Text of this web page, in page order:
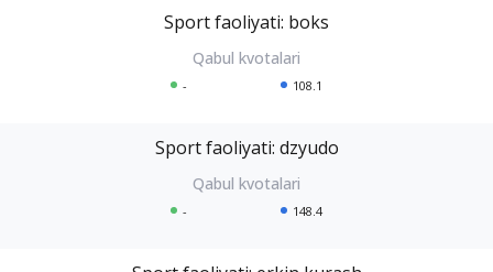
Sport faoliyati: boks
- 108.1
Sport faoliyati: dzyudo
- 148.4